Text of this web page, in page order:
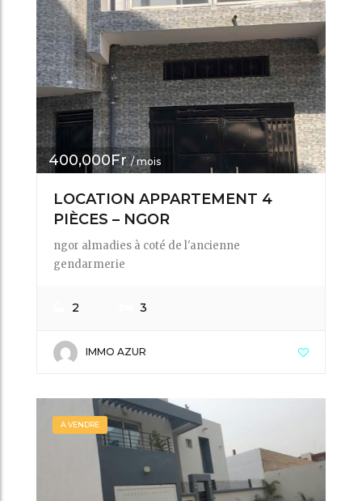
400,000Fr / mois
LOCATION APPARTEMENT 4
PIÈCES – NGOR
ngor almadies à coté de l'ancienne
gendarmerie
2 3
IMMO AZUR
A VENDRE